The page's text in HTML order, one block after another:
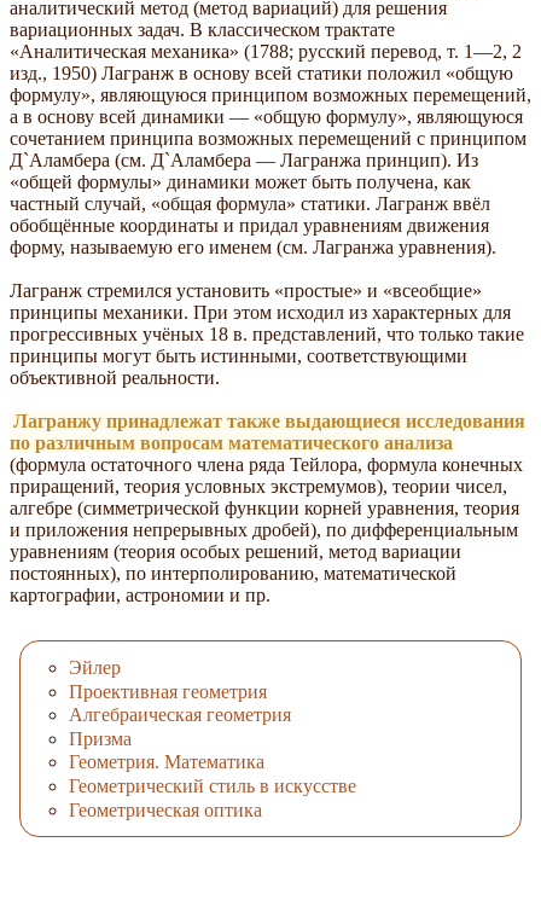
аналитический метод (метод вариаций) для решения
вариационных задач. В классическом трактате
«Аналитическая механика» (1788; русский перевод, т. 1—2, 2
изд., 1950) Лагранж в основу всей статики положил «общую
формулу», являющуюся принципом возможных перемещений,
а в основу всей динамики — «общую формулу», являющуюся
сочетанием принципа возможных перемещений с принципом
Д`Аламбера (см. Д`Аламбера — Лагранжа принцип). Из
«общей формулы» динамики может быть получена, как
частный случай, «общая формула» статики. Лагранж ввёл
обобщённые координаты и придал уравнениям движения
форму, называемую его именем (см. Лагранжа уравнения).
Лагранж стремился установить «простые» и «всеобщие»
принципы механики. При этом исходил из характерных для
прогрессивных учёных 18 в. представлений, что только такие
принципы могут быть истинными, соответствующими
объективной реальности.
Лагранжу принадлежат также выдающиеся исследования
по различным вопросам математического анализа
(формула остаточного члена ряда Тейлора, формула конечных
приращений, теория условных экстремумов), теории чисел,
алгебре (симметрической функции корней уравнения, теория
и приложения непрерывных дробей), по дифференциальным
уравнениям (теория особых решений, метод вариации
постоянных), по интерполированию, математической
картографии, астрономии и пр.
Эйлер
Проективная геометрия
Алгебраическая геометрия
Призма
Геометрия. Математика
Геометрический стиль в искусстве
Геометрическая оптика